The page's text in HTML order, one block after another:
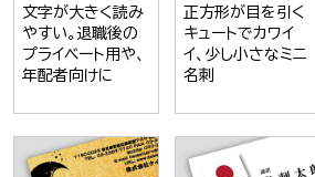
文字が大きく読み
やすい。退職後の
プライベート用や、
年配者向けに
正方形が目を引く
キュートでカワイ
イ、少し小さなミニ
名刺